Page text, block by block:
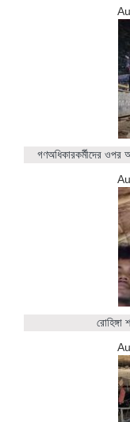
গণঅধিকারকর্মীদের ওপর
রোহিঙ্গা